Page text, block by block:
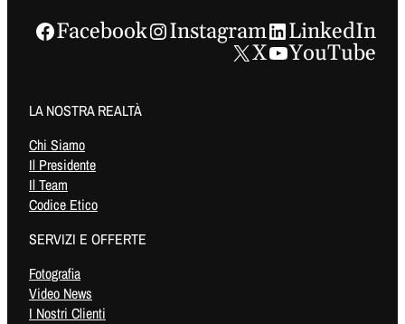
Facebook Instagram
LinkedIn
X
YouTube
LA NOSTRA REALTÀ
Chi Siamo
Il Presidente
Il Team
Codice Etico
SERVIZI E OFFERTE
Fotografia
Video News
I Nostri Clienti